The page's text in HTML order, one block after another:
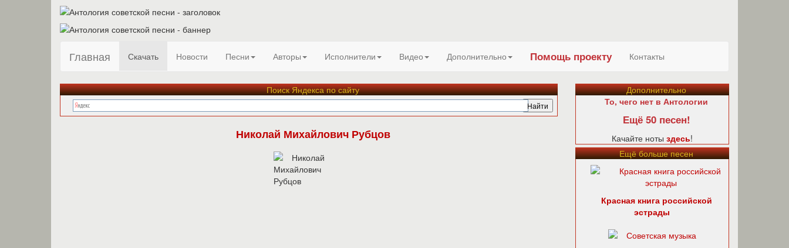
Главная Скачать Новости Песни Авторы Исполнители Видео Дополнительно Помощь проекту Контакты
Поиск Яндекса по сайту
Николай Михайлович Рубцов
Дополнительно
То, чего нет в Антологии
Ещё 50 песен!
Качайте ноты здесь!
Ещё больше песен
Красная книга российской
эстрады